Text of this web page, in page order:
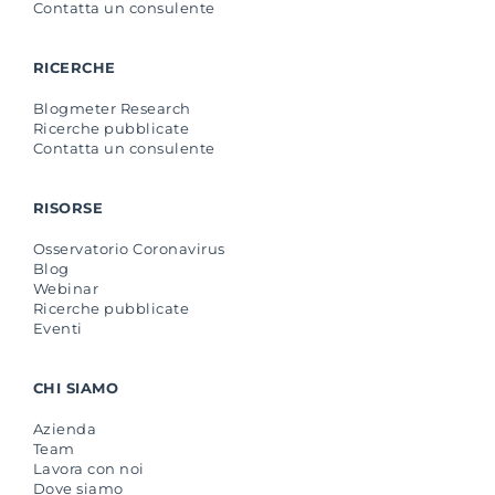
Contatta un consulente
RICERCHE
Blogmeter Research
Ricerche pubblicate
Contatta un consulente
RISORSE
Osservatorio Coronavirus
Blog
Webinar
Ricerche pubblicate
Eventi
CHI SIAMO
Azienda
Team
Lavora con noi
Dove siamo